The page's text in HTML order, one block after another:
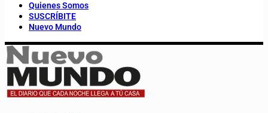
Quienes Somos
SUSCRÍBITE
Nuevo Mundo